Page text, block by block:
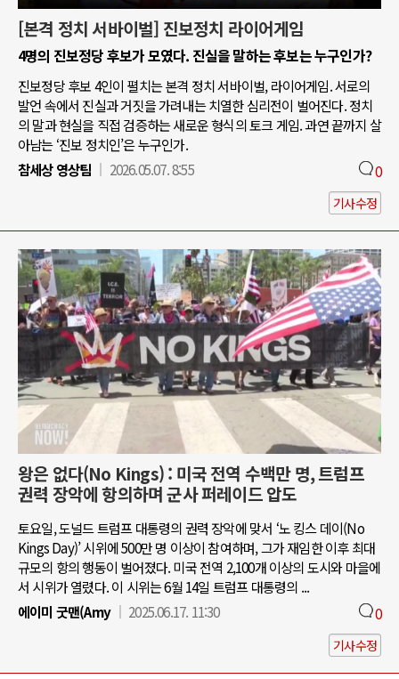
[본격 정치 서바이벌] 진보정치 라이어게임
4명의 진보정당 후보가 모였다. 진실을 말하는 후보는 누구인가?
진보정당 후보 4인이 펼치는 본격 정치 서바이벌, 라이어게임. 서로의
발언 속에서 진실과 거짓을 가려내는 치열한 심리전이 벌어진다. 정치
의 말과 현실을 직접 검증하는 새로운 형식의 토크 게임. 과연 끝까지 살
아남는 ‘진보 정치인’은 누구인가.
참세상 영상팀
2026.05.07. 8:55 0
기사수정
왕은 없다(No Kings) : 미국 전역 수백만 명, 트럼프
권력 장악에 항의하며 군사 퍼레이드 압도
토요일, 도널드 트럼프 대통령의 권력 장악에 맞서 ‘노 킹스 데이(No
Kings Day)’ 시위에 500만 명 이상이 참여하며, 그가 재임한 이후 최대
규모의 항의 행동이 벌어졌다. 미국 전역 2,100개 이상의 도시와 마을에
서 시위가 열렸다. 이 시위는 6월 14일 트럼프 대통령의 ...
에이미 굿맨(Amy
2025.06.17. 11:30 0
기사수정